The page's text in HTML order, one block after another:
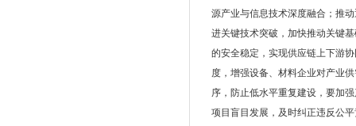
源产业与信息技术深度融合；推
进关键技术突破，加快推动关键
的安全稳定，实现供应链上下游
度，增强设备、材料企业对产业
序，防止低水平重复建设，要加
项目盲目发展，及时纠正违反公